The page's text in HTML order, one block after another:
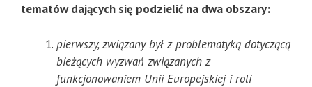
tematów dających się podzielić na dwa obszary:
pierwszy, związany był z problematyką dotyczącą
bieżących wyzwań związanych z
funkcjonowaniem Unii Europejskiej i roli